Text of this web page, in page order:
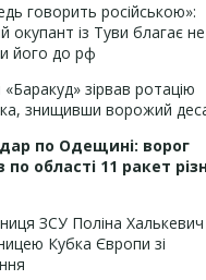
говорить російською»:
окупант із Туви благає не
його до рф
«Баракуд» зірвав ротацію
знищивши ворожий
по Одещині: ворог
по області 11 ракет
ЗСУ Поліна
Кубка Європи зі